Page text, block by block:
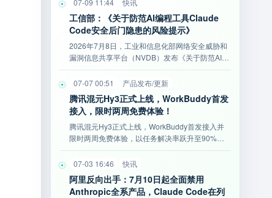
工信部：《关于防范AI编程工具Claude
Code安全后门隐患的风险提示》
2026年7月8日，工业和信息化部网络安全威胁和
漏洞信息共享平台（NVDB）发布《关于防范AI编
程工具Cla
07-07 00:51
产品发布/更新
腾讯混元Hy3正式上线，WorkBuddy首发
接入，限时两周免费体验！
腾讯混元Hy3正式上线，WorkBuddy首发接入并
限时两周免费体验，以任务解决率跃升至90%、
耗时缩短34%及高性价比开源等亮点，重塑AI办公
新标杆。
07-03 16:46 快讯
阿里反向出手：7月10日起全面禁用
Anthropic全系产品，Claude Code在列